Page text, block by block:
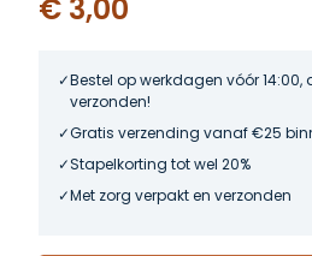
€ 3,00
Bestel op werkdagen vóór 14:00,
verzonden!
Gratis verzending vanaf €25
Stapelkorting tot wel 20%
Met zorg verpakt en verzonden